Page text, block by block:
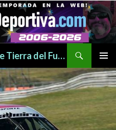
LaBestiaDeportiva.com, de Tierra del Fuego para todo el mundo
MENÚ